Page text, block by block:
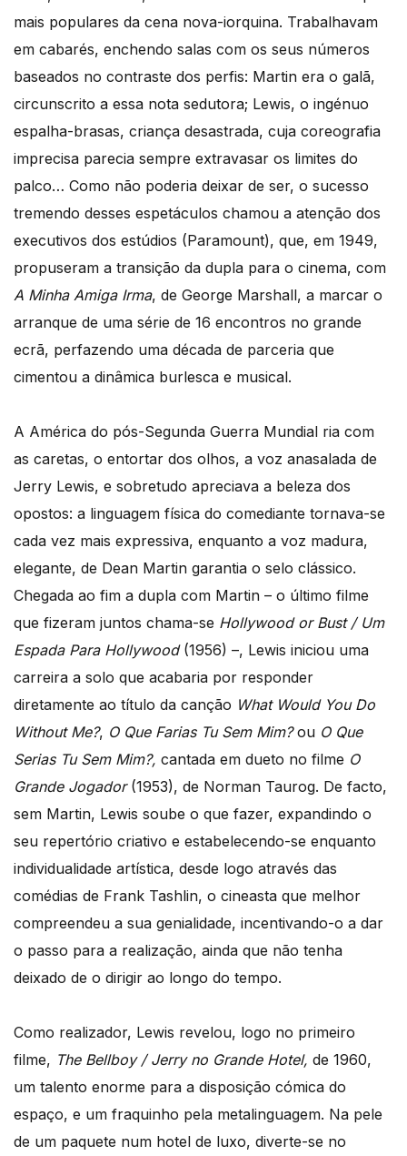
mais populares da cena nova-iorquina. Trabalhavam
em cabarés, enchendo salas com os seus números
baseados no contraste dos perfis: Martin era o galã,
circunscrito a essa nota sedutora; Lewis, o ingénuo
espalha-brasas, criança desastrada, cuja coreografia
imprecisa parecia sempre extravasar os limites do
palco… Como não poderia deixar de ser, o sucesso
tremendo desses espetáculos chamou a atenção dos
executivos dos estúdios (Paramount), que, em 1949,
propuseram a transição da dupla para o cinema, com
A Minha Amiga Irma, de George Marshall, a marcar o
arranque de uma série de 16 encontros no grande
ecrã, perfazendo uma década de parceria que
cimentou a dinâmica burlesca e musical.
A América do pós-Segunda Guerra Mundial ria com
as caretas, o entortar dos olhos, a voz anasalada de
Jerry Lewis, e sobretudo apreciava a beleza dos
opostos: a linguagem física do comediante tornava-se
cada vez mais expressiva, enquanto a voz madura,
elegante, de Dean Martin garantia o selo clássico.
Chegada ao fim a dupla com Martin – o último filme
que fizeram juntos chama-se Hollywood or Bust / Um
Espada Para Hollywood(1956) –, Lewis iniciou uma
carreira a solo que acabaria por responder
diretamente ao título da canção What Would You Do
Without Me?, O Que Farias Tu Sem Mim?ou O Que
Serias Tu Sem Mim?, cantada em dueto no filme O
Grande Jogador (1953), de Norman Taurog. De facto,
sem Martin, Lewis soube o que fazer, expandindo o
seu repertório criativo e estabelecendo-se enquanto
individualidade artística, desde logo através das
comédias de Frank Tashlin, o cineasta que melhor
compreendeu a sua genialidade, incentivando-o a dar
o passo para a realização, ainda que não tenha
deixado de o dirigir ao longo do tempo.
Como realizador, Lewis revelou, logo no primeiro
filme, The Bellboy / Jerry no Grande Hotel, de 1960,
um talento enorme para a disposição cómica do
espaço, e um fraquinho pela metalinguagem. Na pele
de um paquete num hotel de luxo, diverte-se no